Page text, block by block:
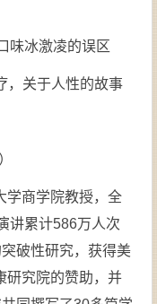
味冰激凌的误区
，关于人性的故事
学商学院教授，全
讲累计586万人次
破性研究，获得美
研究院的赞助，并